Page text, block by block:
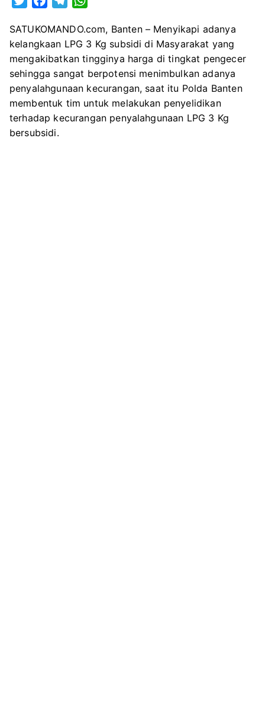
penyuntik
gas
LPG
3
meraup
i
t
t
e
r
c
e
b
o
o
k
l
e
g
r
a
m
a
t
s
A
p
p
SATUKOMANDO.com, Banten – Menyikapi adanya
kelangkaan LPG 3 Kg subsidi di Masyarakat yang
mengakibatkan tingginya harga di tingkat pengecer
sehingga sangat berpotensi menimbulkan adanya
penyalahgunaan kecurangan, saat itu Polda Banten
membentuk tim untuk melakukan penyelidikan
terhadap kecurangan penyalahgunaan LPG 3 Kg
bersubsidi.